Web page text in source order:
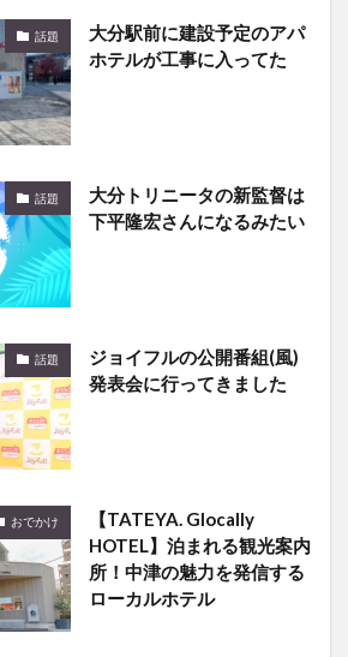
話題
大分駅前に建設予定のアパ
ホテルが工事に入ってた
話題
大分トリニータの新監督は
下平隆宏さんになるみたい
話題
ジョイフルの公開番組(風)
発表会に行ってきました
おでかけ
【TATEYA. Glocally
HOTEL】泊まれる観光案内
所！中津の魅力を発信する
ローカルホテル